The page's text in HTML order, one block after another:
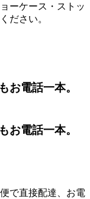
ーケース・ストッ
ださい。
お電話一本。
お電話一本。
で直接配達、お電